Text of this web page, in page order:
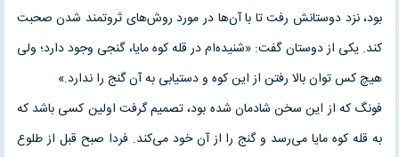
بود، نزد دوستانش رفت تا با آن‌ها در مورد روش‌های ثروتمند شدن صحبت
کند. یکی از دوستان گفت: «شنیده‌ام در قله کوه مایا، گنجی وجود دارد؛ ولی
هیچ کس توان بالا رفتن از این کوه و دستیابی به آن گنج را ندارد.»
فونگ که از این سخن شادمان شده بود، تصمیم گرفت اولین کسی باشد که
به قله کوه مایا می‌رسد و گنج را از آن خود می‌کند. فردا صبح قبل از طلوع